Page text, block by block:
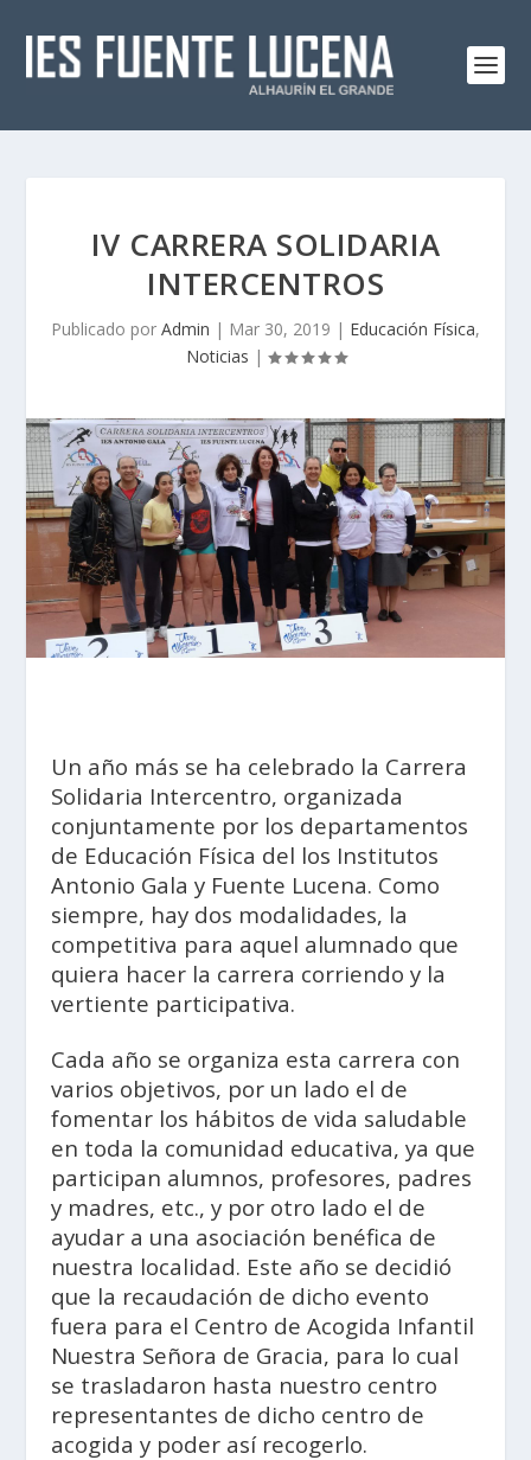
IV CARRERA SOLIDARIA
INTERCENTROS
Publicado por Admin | Mar 30, 2019 | Educación Física,
Noticias |
Un año más se ha celebrado la Carrera
Solidaria Intercentro, organizada
conjuntamente por los departamentos
de Educación Física del los Institutos
Antonio Gala y Fuente Lucena. Como
siempre, hay dos modalidades, la
competitiva para aquel alumnado que
quiera hacer la carrera corriendo y la
vertiente participativa.
Cada año se organiza esta carrera con
varios objetivos, por un lado el de
fomentar los hábitos de vida saludable
en toda la comunidad educativa, ya que
participan alumnos, profesores, padres
y madres, etc., y por otro lado el de
ayudar a una asociación benéfica de
nuestra localidad. Este año se decidió
que la recaudación de dicho evento
fuera para el Centro de Acogida Infantil
Nuestra Señora de Gracia, para lo cual
se trasladaron hasta nuestro centro
representantes de dicho centro de
acogida y poder así recogerlo.